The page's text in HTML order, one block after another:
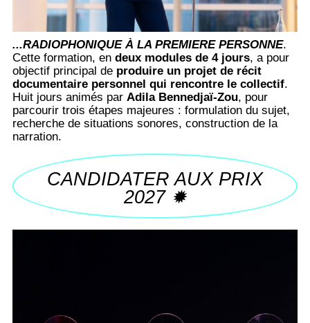
...RADIOPHONIQUE À LA PREMIERE PERSONNE.
Cette formation, endeux modules de 4 jours, a pour
objectif principal de produire un projet de récit
documentaire personnel qui rencontre le collectif.
Huit jours animés parAdila Bennedjaï-Zou, pour
parcourir trois étapes majeures : formulation du sujet,
recherche de situations sonores, construction de la
narration.
CANDIDATER AUX PRIX
2027 ✹